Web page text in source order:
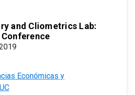
and Cliometrics Lab:
Económicas y